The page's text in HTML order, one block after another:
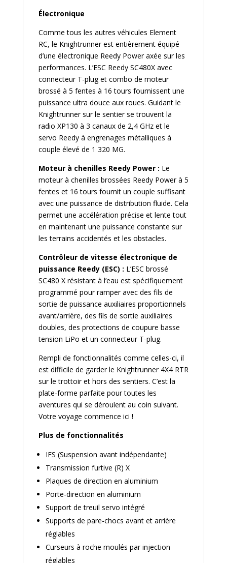
Électronique
Comme tous les autres véhicules Element
RC, le Knightrunner est entièrement équipé
d’une électronique Reedy Power axée sur les
performances. L’ESC Reedy SC480X avec
connecteur T-plug et combo de moteur
brossé à 5 fentes à 16 tours fournissent une
puissance ultra douce aux roues. Guidant le
Knightrunner sur le sentier se trouvent la
radio XP130 à 3 canaux de 2,4 GHz et le
servo Reedy à engrenages métalliques à
couple élevé de 1 320 MG.
Moteur à chenilles Reedy Power : Le
moteur à chenilles brossées Reedy Power à 5
fentes et 16 tours fournit un couple suffisant
avec une puissance de distribution fluide. Cela
permet une accélération précise et lente tout
en maintenant une puissance constante sur
les terrains accidentés et les obstacles.
Contrôleur de vitesse électronique de
puissance Reedy (ESC) : L’ESC brossé
SC480 X résistant à l’eau est spécifiquement
programmé pour ramper avec des fils de
sortie de puissance auxiliaires proportionnels
avant/arrière, des fils de sortie auxiliaires
doubles, des protections de coupure basse
tension LiPo et un connecteur T-plug.
Rempli de fonctionnalités comme celles-ci, il
est difficile de garder le Knightrunner 4X4 RTR
sur le trottoir et hors des sentiers. C’est la
plate-forme parfaite pour toutes les
aventures qui se déroulent au coin suivant.
Votre voyage commence ici !
Plus de fonctionnalités
IFS (Suspension avant indépendante)
Transmission furtive (R) X
Plaques de direction en aluminium
Porte-direction en aluminium
Support de treuil servo intégré
Supports de pare-chocs avant et arrière
réglables
Curseurs à roche moulés par injection
réglables